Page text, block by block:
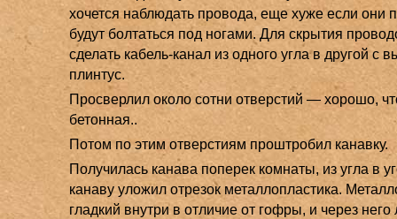
хочется наблюдать провода, еще хуже если они
будут болтаться под ногами. Для скрытия
сделать кабель-канал из одного угла в другой с
плинтус.
Просверлил около сотни отверстий — хорошо,
бетонная..
Потом по этим отверстиям проштробил канавку.
Получилась канава поперек комнаты, из угла в
канаву уложил отрезок металлопластика.
гладкий внутри в отличие от гофры, и через него